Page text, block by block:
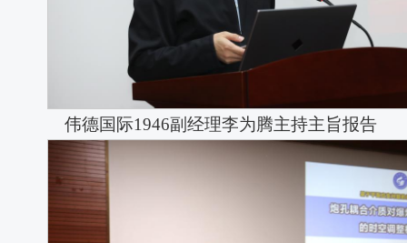
​伟德国际1946副经理李为腾主持主旨报告